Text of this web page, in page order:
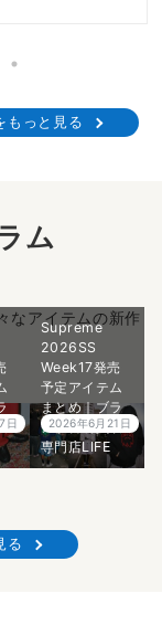
もっと見る
ム
なアイテムの新作
日
Supreme
2026SS
Week17発売
予定アイテム
まとめ｜ブラ
ンド古着買取
専門店LIFE
2026年6月21日
る